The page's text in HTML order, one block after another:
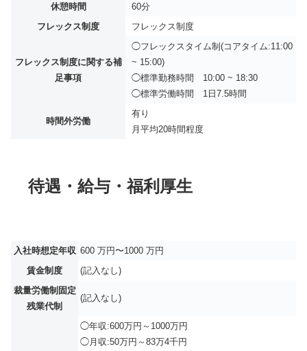
休憩時間
60分
フレックス制度
フレックス制度
フレックス制度に関する補
足事項
◯フレックスタイム制(コアタイム:11:00
~ 15:00)
◯標準勤務時間 10:00 ~ 18:30
◯標準労働時間 1日7.5時間
時間外労働
有り
月平均20時間程度
待遇・給与・福利厚生
入社時想定年収 600 万円〜1000 万円
賃金制度
(記入なし)
裁量労働制固定
残業代制
(記入なし)
◯年収:600万円～1000万円
◯月収:50万円～83万4千円